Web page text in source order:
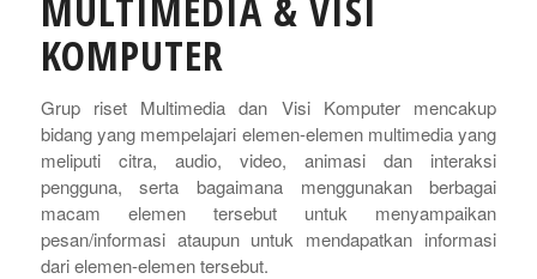
KOMPUTER
Grup riset Multimedia dan Visi Komputer mencakup
bidang yang mempelajari elemen-elemen multimedia yang
meliputi citra, audio, video, animasi dan interaksi
pengguna, serta bagaimana menggunakan berbagai
macam elemen tersebut untuk menyampaikan
pesan/informasi ataupun untuk mendapatkan informasi
dari elemen-elemen tersebut.